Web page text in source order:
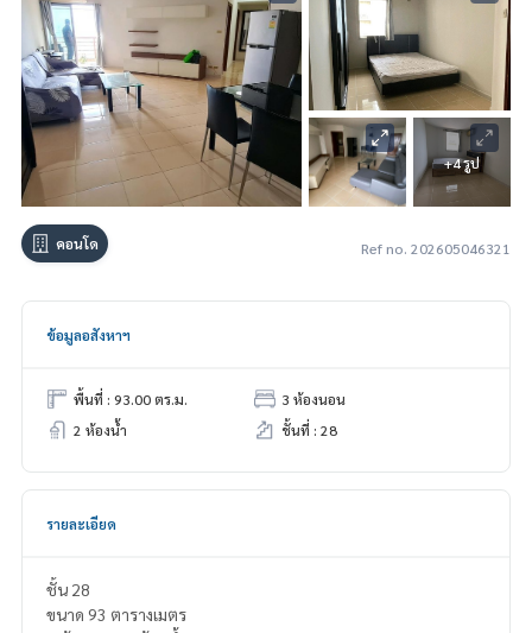
+4 รูป
คอนโด Ref no. 202605046321
ข้อมูลอสังหาฯ
พื้นที่ : 93.00 ตร.ม.
3 ห้องนอน
2 ห้องน้ำ
ชั้นที่ : 28
รายละเอียด
ชั้น 28
ขนาด 93 ตารางเมตร